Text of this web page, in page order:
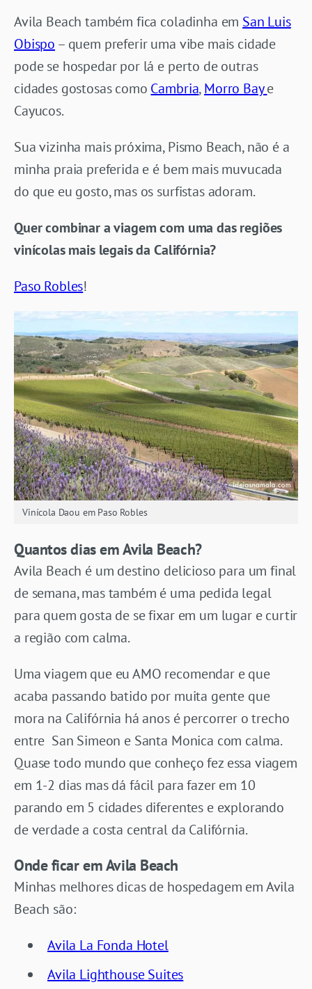
Avila Beach também fica coladinha em San Luis
Obispo – quem preferir uma vibe mais cidade
pode se hospedar por lá e perto de outras
cidades gostosas como Cambria,Morro Baye
Cayucos.
Sua vizinha mais próxima, Pismo Beach, não é a
minha praia preferida e é bem mais muvucada
do que eu gosto, mas os surfistas adoram.
Quer combinar a viagem com uma das regiões
vinícolas mais legais da Califórnia?
Paso Robles!
Vinícola Daou em Paso Robles
Quantos dias em Avila Beach?
Avila Beach é um destino delicioso para um final
de semana, mas também é uma pedida legal
para quem gosta de se fixar em um lugar e curtir
a região com calma.
Uma viagem que eu AMO recomendar e que
acaba passando batido por muita gente que
mora na Califórnia há anos é percorrer o trecho
entre San Simeon e Santa Monica com calma.
Quase todo mundo que conheço fez essa viagem
em 1-2 dias mas dá fácil para fazer em 10
parando em 5 cidades diferentes e explorando
de verdade a costa central da Califórnia.
Onde ficar em Avila Beach
Minhas melhores dicas de hospedagem em Avila
Beach são:
Avila La Fonda Hotel
Avila Lighthouse Suites